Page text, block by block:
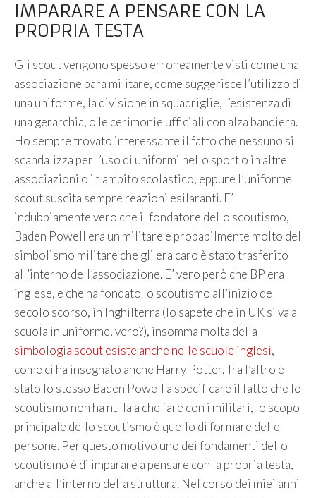
IMPARARE A PENSARE CON LA
PROPRIA TESTA
Gli scout vengono spesso erroneamente visti come una
associazione para militare, come suggerisce l’utilizzo di
una uniforme, la divisione in squadriglie, l’esistenza di
una gerarchia, o le cerimonie ufficiali con alza bandiera.
Ho sempre trovato interessante il fatto che nessuno si
scandalizza per l’uso di uniformi nello sport o in altre
associazioni o in ambito scolastico, eppure l’uniforme
scout suscita sempre reazioni esilaranti. E’
indubbiamente vero che il fondatore dello scoutismo,
Baden Powell era un militare e probabilmente molto del
simbolismo militare che gli era caro è stato trasferito
all’interno dell’associazione. E’ vero però che BP era
inglese, e che ha fondato lo scoutismo all’inizio del
secolo scorso, in Inghilterra (lo sapete che in UK si va a
scuola in uniforme, vero?), insomma molta della
simbologia scout esiste anche nelle scuole inglesi,
come ci ha insegnato anche Harry Potter. Tra l’altro è
stato lo stesso Baden Powell a specificare il fatto che lo
scoutismo non ha nulla a che fare con i militari, lo scopo
principale dello scoutismo è quello di formare delle
persone. Per questo motivo uno dei fondamenti dello
scoutismo è di imparare a pensare con la propria testa,
anche all’interno della struttura. Nel corso dei miei anni